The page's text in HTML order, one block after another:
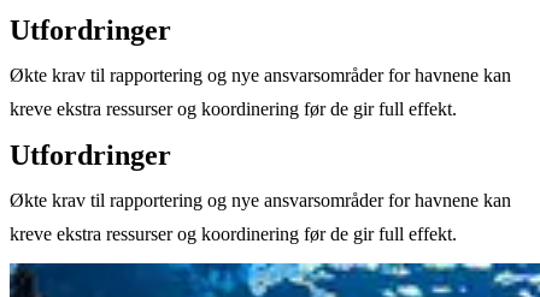
Utfordringer
Økte krav til rapportering og nye ansvarsområder for havnene kan
kreve ekstra ressurser og koordinering før de gir full effekt.
Utfordringer
Økte krav til rapportering og nye ansvarsområder for havnene kan
kreve ekstra ressurser og koordinering før de gir full effekt.